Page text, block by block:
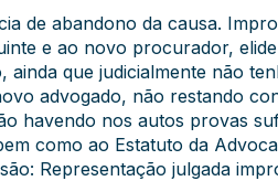
de abandono da causa.
e ao novo procurador,
que judicialmente não
advogado, não restando
havendo nos autos provas
como ao Estatuto da
Representação julgada